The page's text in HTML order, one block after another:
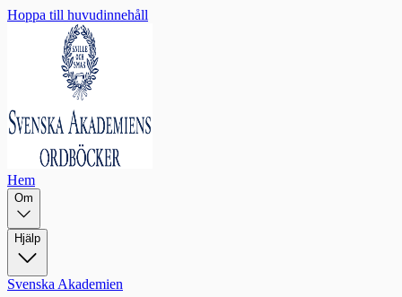
Hoppa till huvudinnehåll
Hem
Om
Hjälp
Svenska Akademien